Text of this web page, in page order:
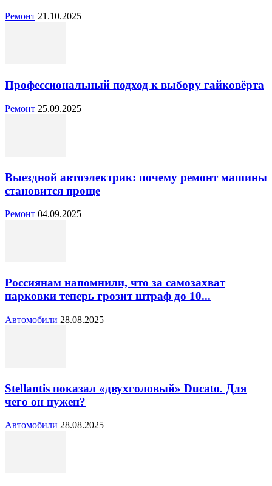
Ремонт 21.10.2025
Профессиональный подход к выбору гайковёрта
Ремонт 25.09.2025
Выездной автоэлектрик: почему ремонт машины
становится проще
Ремонт 04.09.2025
Россиянам напомнили, что за самозахват
парковки теперь грозит штраф до 10...
Автомобили 28.08.2025
Stellantis показал «двухголовый» Ducato. Для
чего он нужен?
Автомобили 28.08.2025